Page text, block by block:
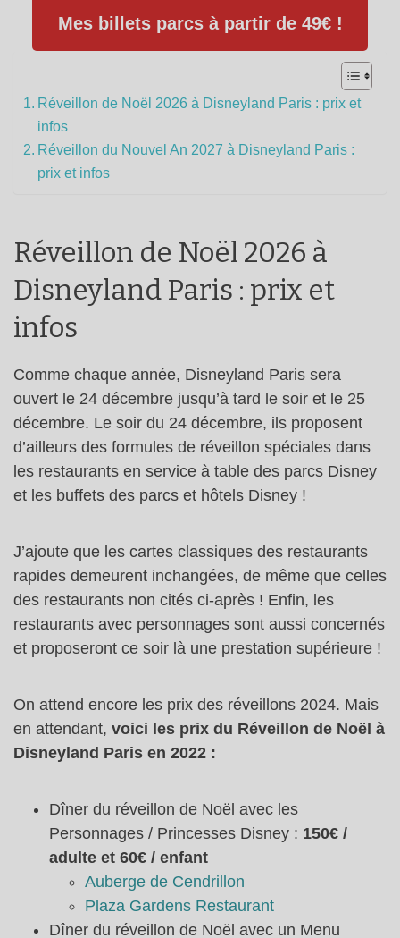
Mes billets parcs à partir de 49€ !
Réveillon de Noël 2026 à Disneyland Paris : prix et
infos
Réveillon du Nouvel An 2027 à Disneyland Paris :
prix et infos
Réveillon de Noël 2026 à
Disneyland Paris : prix et
infos
Comme chaque année, Disneyland Paris sera
ouvert le 24 décembre jusqu’à tard le soir et le 25
décembre. Le soir du 24 décembre, ils proposent
d’ailleurs des formules de réveillon spéciales dans
les restaurants en service à table des parcs Disney
et les buffets des parcs et hôtels Disney !
J’ajoute que les cartes classiques des restaurants
rapides demeurent inchangées, de même que celles
des restaurants non cités ci-après ! Enfin, les
restaurants avec personnages sont aussi concernés
et proposeront ce soir là une prestation supérieure !
On attend encore les prix des réveillons 2024. Mais
en attendant, voici les prix du Réveillon de Noël à
Disneyland Paris en 2022 :
Dîner du réveillon de Noël avec les
Personnages / Princesses Disney : 150€ /
adulte et 60€ / enfant
Auberge de Cendrillon
Plaza Gardens Restaurant
Dîner du réveillon de Noël avec un Menu